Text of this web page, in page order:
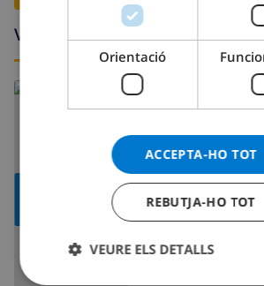
Voltants
Llegeix més:
Espanya >Costa
Orientació
ACCEPTA-HO TOT
REBUTJA-HO TOT
VEURE ELS DETALLS